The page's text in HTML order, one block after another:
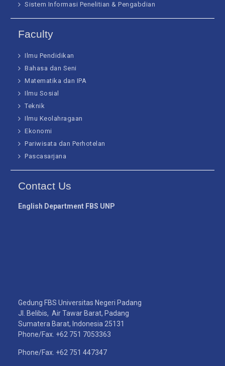
Sistem Informasi Penelitian & Pengabdian
Faculty
Ilmu Pendidikan
Bahasa dan Seni
Matematika dan IPA
Ilmu Sosial
Teknik
Ilmu Keolahragaan
Ekonomi
Pariwisata dan Perhotelan
Pascasarjana
Contact Us
English Department FBS UNP
Gedung FBS Universitas Negeri Padang
Jl. Belibis, Air Tawar Barat, Padang
Sumatera Barat, Indonesia 25131
Phone/Fax. +62 751 7053363
Phone/Fax. +62 751 447347